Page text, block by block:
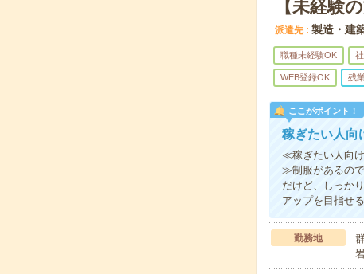
【未経験
派遣先 製造・建
職種未経験OK
WEB登録OK 残
ここがポイント！
稼ぎたい人向
≪稼ぎたい人向
≫制服があるの
だけど、しっか
アップを目指せ
勤務地